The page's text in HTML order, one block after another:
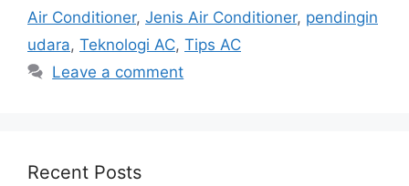
Air Conditioner, Jenis Air Conditioner, pendingin
udara, Teknologi AC, Tips AC
Leave a comment
Recent Posts